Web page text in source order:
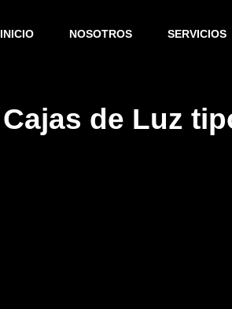
INICIO NOSOTROS SERVICIOS
Cajas de Luz